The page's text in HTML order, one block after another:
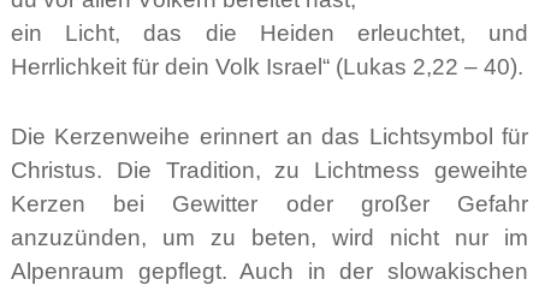
ein Licht, das die Heiden erleuchtet, und
Herrlichkeit für dein Volk Israel“ (Lukas 2,22 – 40).
Die Kerzenweihe erinnert an das Lichtsymbol für
Christus. Die Tradition, zu Lichtmess geweihte
Kerzen bei Gewitter oder großer Gefahr
anzuzünden, um zu beten, wird nicht nur im
Alpenraum gepflegt. Auch in der slowakischen